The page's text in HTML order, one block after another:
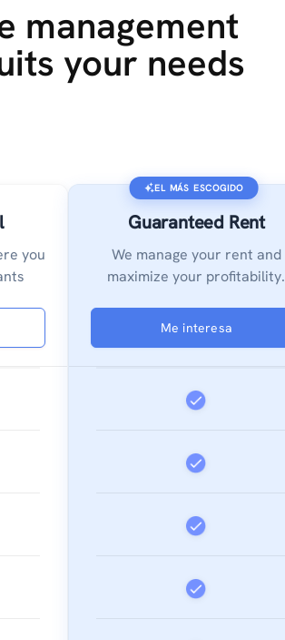
management
your needs
EL MÁS ESCOGIDO
you
Guaranteed Rent
We manage your rent and
maximize your profitability.
Me interesa